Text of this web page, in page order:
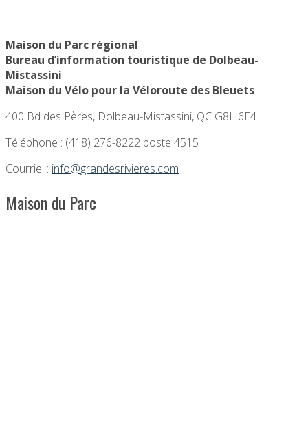
Maison du Parc régional
Bureau d’information touristique de Dolbeau-
Mistassini
Maison du Vélo pour la Véloroute des Bleuets
400 Bd des Pères, Dolbeau-Mistassini, QC G8L 6E4
Téléphone : (418) 276-8222 poste 4515
Courriel : info@grandesrivieres.com
Maison du Parc